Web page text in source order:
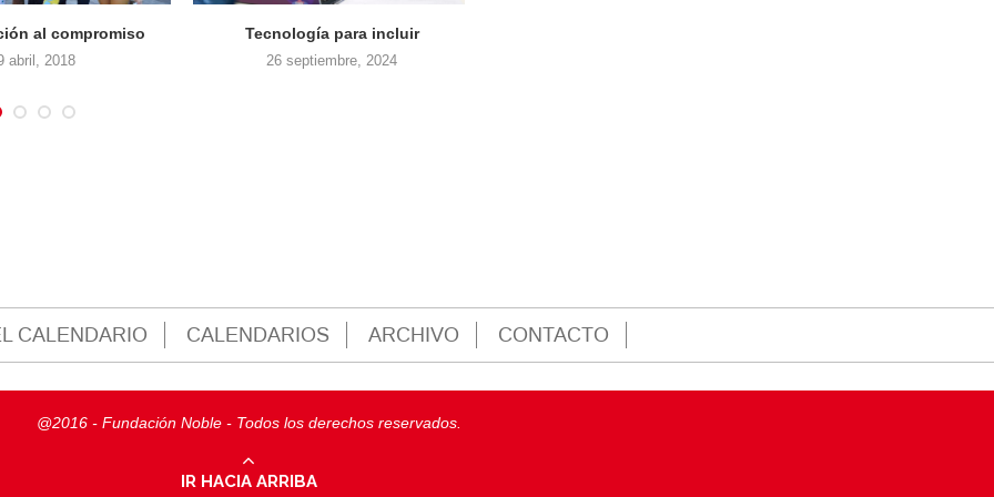
para crecer
19 enero, 2020
Por un invierno con abrigo para
todos
CALENDARIO CALENDARIOS ARCHIVO CONTACTO
@2016 - Fundación Noble - Todos los derechos reservados.
IR HACIA ARRIBA